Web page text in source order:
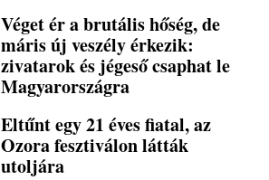
Véget ér a brutális hőség, de
máris új veszély érkezik:
zivatarok és jégeső csaphat le
Magyarországra
Eltűnt egy 21 éves fiatal, az
Ozora fesztiválon látták
utoljára